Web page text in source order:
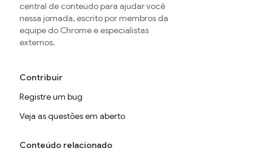
central de conteúdo para ajudar você
nessa jornada, escrito por membros da
equipe do Chrome e especialistas
externos.
Contribuir
Registre um bug
Veja as questões em aberto
Conteúdo relacionado